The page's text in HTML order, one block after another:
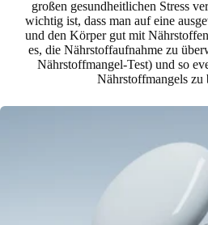
großen gesundheitlichen Stress
wichtig ist, dass man auf eine
und den Körper gut mit
es, die Nährstoffaufnahme zu
Nährstoffmangel-Test) und so
Nährstoffmangels zu